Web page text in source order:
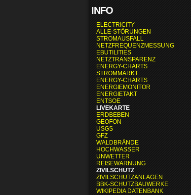
INFO
ELECTRICITY
ALLE-STÖRUNGEN
STROMAUSFALL
NETZFREQUENZMESSUNG
EBUTILITIES
NETZTRANSPARENZ
ENERGY-CHARTS
STROMMARKT
ENERGY-CHARTS
ENERGIEMONITOR
ENERGIETAKT
ENTSOE
LIVEKARTE
ERDBEBEN
GEOFON
USGS
GFZ
WALDBRÄNDE
HOCHWASSER
UNWETTER
REISEWARNUNG
ZIVILSCHUTZ
ZIVILSCHUTZANLAGEN
BBK-SCHUTZBAUWERKE
WIKIPEDIA DATENBANK